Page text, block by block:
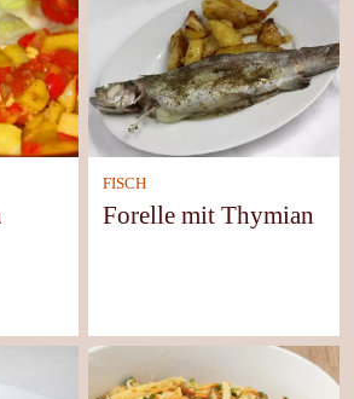
FISCH
Forelle mit Thymian